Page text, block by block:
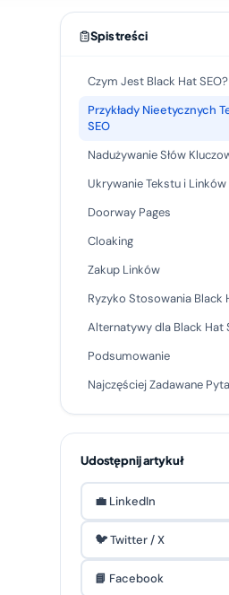
Spis treści
Czym Jest Black Hat SEO?
Przykłady Nieetycznych
SEO
Nadużywanie Słów
Ukrywanie Tekstu i Linków
Doorway Pages
Cloaking
Zakup Linków
Ryzyko Stosowania Black
Alternatywy dla Black Hat
Podsumowanie
Najczęściej Zadawane
Udostępnij artykuł
💼 LinkedIn
🐦 Twitter / X
📘 Facebook